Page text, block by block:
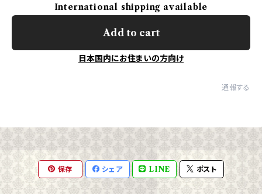
International shipping available
Add to cart
日本国内にお住まいの方向け
通報する
保存 シェア LINE ポスト